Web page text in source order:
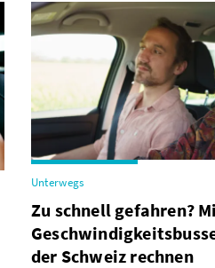
Unterwegs
Zu schnell gefahren?
der Schweiz rechnen